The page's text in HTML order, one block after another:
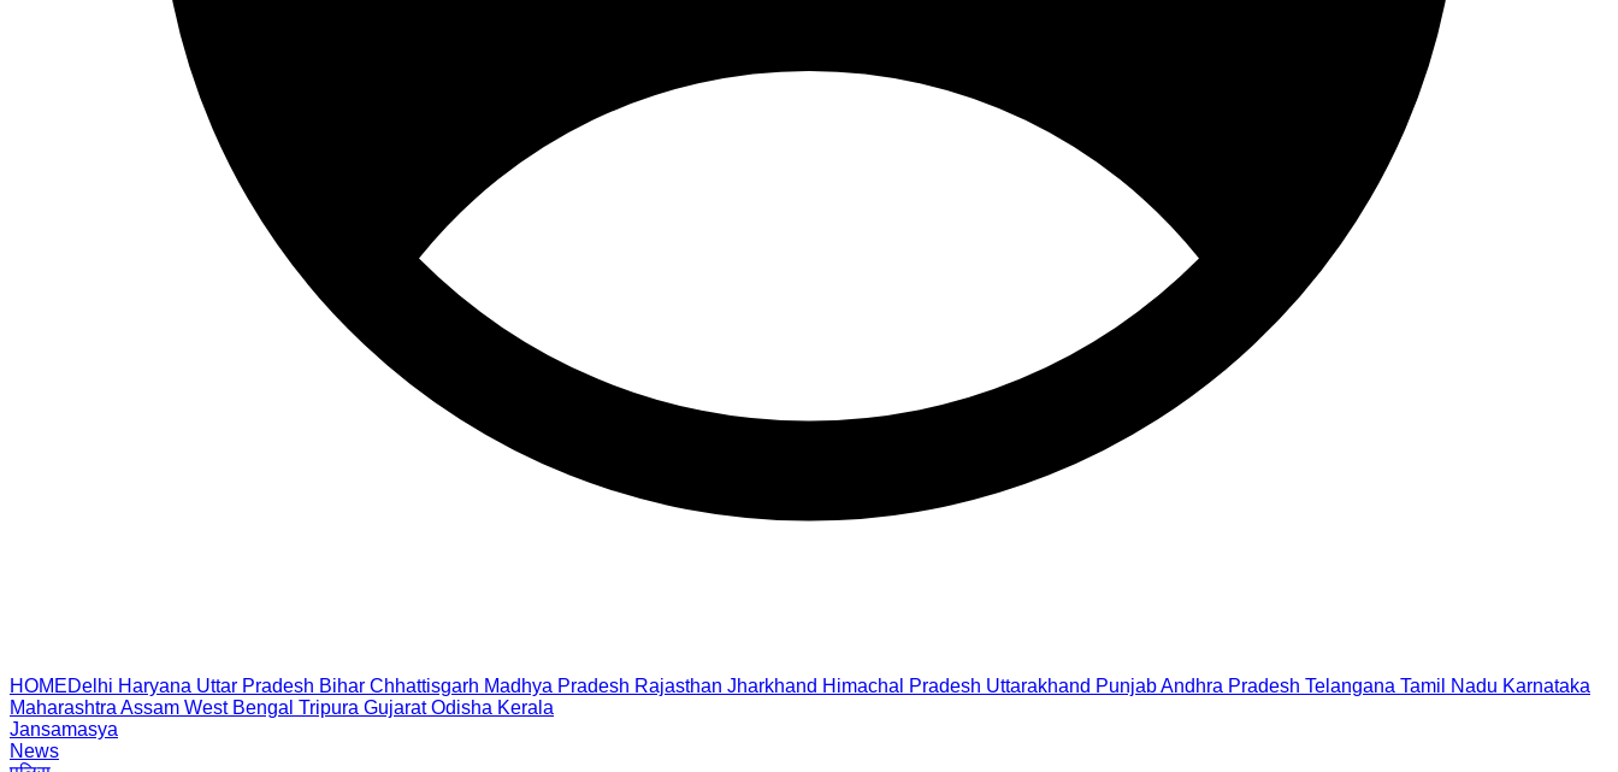
HOMEDelhi Haryana Uttar Pradesh Bihar Chhattisgarh Madhya Pradesh Rajasthan Jharkhand Himachal Pradesh Uttarakhand PunjabAndhra Pradesh Telangana Tamil Nadu Karnataka
Maharashtra Assam West Bengal Tripura Gujarat Odisha Kerala
Jansamasya
News